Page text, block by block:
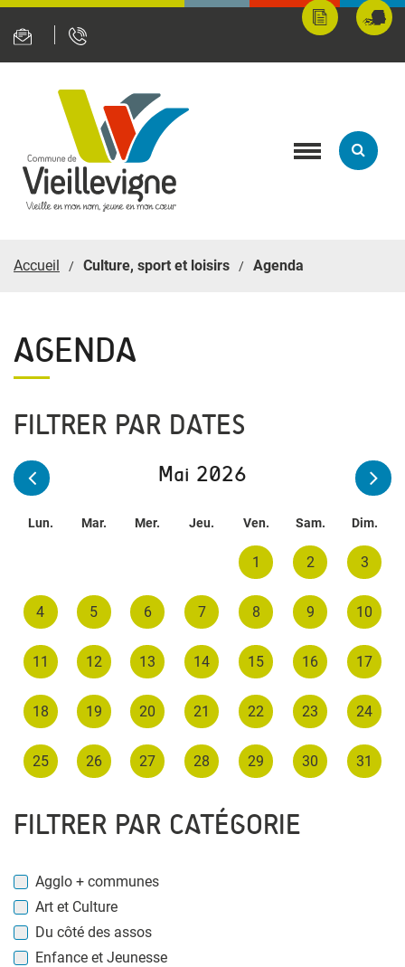
Mes
démarches
Toggle
Accueil Culture, sport et loisirs Agenda
AGENDA
FILTRER PAR DATES
Mai 2026
Lun. Mar. Mer. Jeu. Ven. Sam. Dim.
1 2 3
4 5 6 7 8 9 10
11 12 13 14 15 16 17
18 19 20 21 22 23 24
25 26 27 28 29 30 31
FILTRER PAR CATÉGORIE
Agglo + communes
Art et Culture
Du côté des assos
Enfance et Jeunesse
Panneau de gestion des cookies